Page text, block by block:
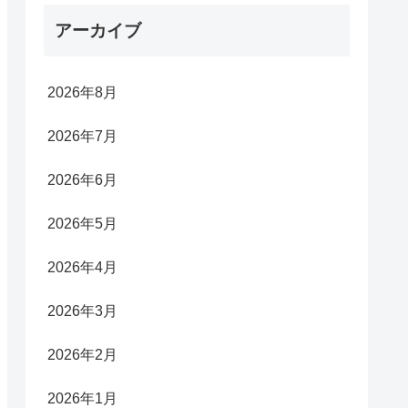
アーカイブ
2026年8月
2026年7月
2026年6月
2026年5月
2026年4月
2026年3月
2026年2月
2026年1月